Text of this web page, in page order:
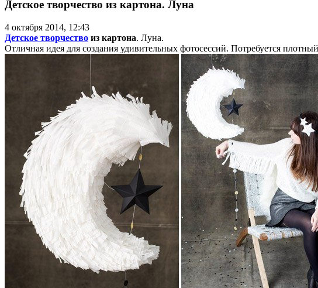
Детское творчество из картона. Луна
4 октября 2014, 12:43
Детское творчество из картона. Луна.
Отличная идея для создания удивительных фотосессий. Потребуется